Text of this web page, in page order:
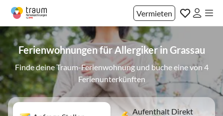
Vermieten
Ferienwohnungen für Allergiker in Grassau
Finde deine Traum-Ferienwohnung und buche eine von 4
Ferienunterkünften
Aufenthalt Direkt